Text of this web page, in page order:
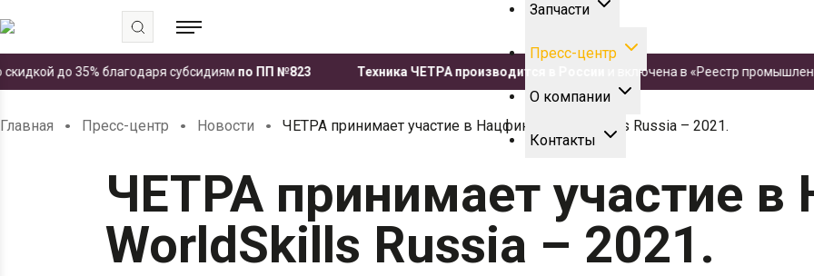
Запчасти
Пресс-центр
О компании
Контакты
до 35% благодаря субсидиямпо ПП №823 Техника ЧЕТРА производится в России и включена в «Реестр промышленной
Главная . Пресс-центр . Новости . ЧЕТРА принимает участие в Нацфинале WorldSkills Russia – 2021.
ЧЕТРА принимает участие в
WorldSkills Russia – 2021.